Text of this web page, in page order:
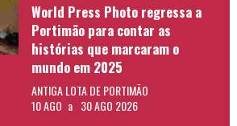
World Press Photo regressa a
Portimão para contar as
histórias que marcaram o
mundo em 2025
ANTIGA LOTA DE PORTIMÃO
10 AGO a 30 AGO 2026